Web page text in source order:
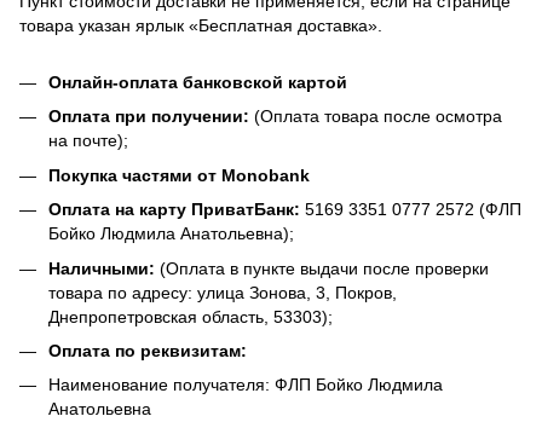
товара указан ярлык «Бесплатная доставка».
Онлайн-оплата банковской картой
Оплата при получении: (Оплата товара после осмотра
на почте);
Покупка частями от Monobank
Оплата на карту ПриватБанк: 5169 3351 0777 2572 (ФЛП
Бойко Людмила Анатольевна);
Наличными: (Оплата в пункте выдачи после проверки
товара по адресу: улица Зонова, 3, Покров,
Днепропетровская область, 53303);
Оплата по реквизитам:
Наименование получателя: ФЛП Бойко Людмила
Анатольевна